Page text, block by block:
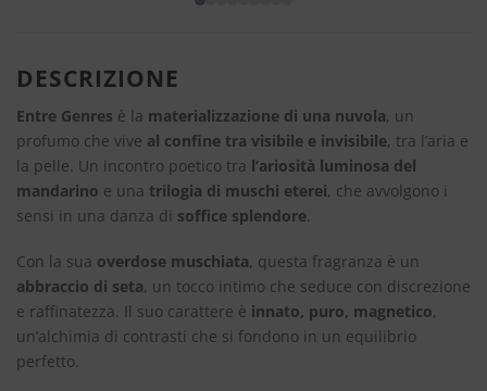
DESCRIZIONE
Entre Genres è la materializzazione di una nuvola, un
profumo che vive al confine tra visibile e invisibile, tra l’aria e
la pelle. Un incontro poetico tra l’ariosità luminosa del
mandarino e una trilogia di muschi eterei, che avvolgono i
sensi in una danza di soffice splendore.
Con la sua overdose muschiata, questa fragranza è un
abbraccio di seta, un tocco intimo che seduce con discrezione
e raffinatezza. Il suo carattere è innato, puro, magnetico,
un’alchimia di contrasti che si fondono in un equilibrio
perfetto.